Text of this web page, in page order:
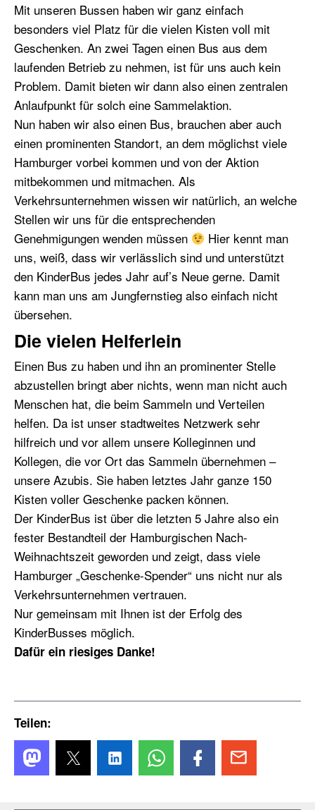
Mit unseren Bussen haben wir ganz einfach
besonders viel Platz für die vielen Kisten voll mit
Geschenken. An zwei Tagen einen Bus aus dem
laufenden Betrieb zu nehmen, ist für uns auch kein
Problem. Damit bieten wir dann also einen zentralen
Anlaufpunkt für solch eine Sammelaktion.
Nun haben wir also einen Bus, brauchen aber auch
einen prominenten Standort, an dem möglichst viele
Hamburger vorbei kommen und von der Aktion
mitbekommen und mitmachen. Als
Verkehrsunternehmen wissen wir natürlich, an welche
Stellen wir uns für die entsprechenden
Genehmigungen wenden müssen
Hier kennt man
uns, weiß, dass wir verlässlich sind und unterstützt
den KinderBus jedes Jahr auf’s Neue gerne. Damit
kann man uns am Jungfernstieg also einfach nicht
übersehen.
Die vielen Helferlein
Einen Bus zu haben und ihn an prominenter Stelle
abzustellen bringt aber nichts, wenn man nicht auch
Menschen hat, die beim Sammeln und Verteilen
helfen. Da ist unser stadtweites Netzwerk sehr
hilfreich und vor allem unsere Kolleginnen und
Kollegen, die vor Ort das Sammeln übernehmen –
unsere Azubis. Sie haben letztes Jahr ganze 150
Kisten voller Geschenke packen können.
Der KinderBus ist über die letzten 5 Jahre also ein
fester Bestandteil der Hamburgischen Nach-
Weihnachtszeit geworden und zeigt, dass viele
Hamburger „Geschenke-Spender“ uns nicht nur als
Verkehrsunternehmen vertrauen.
Nur gemeinsam mit Ihnen ist der Erfolg des
KinderBusses möglich.
Dafür ein riesiges Danke!
Teilen: